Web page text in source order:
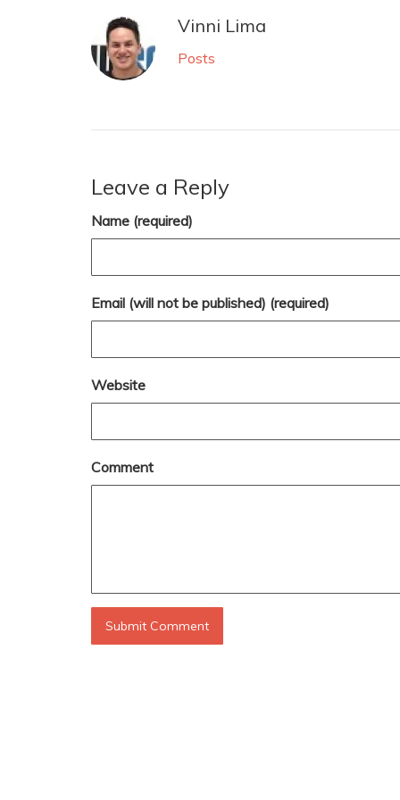
Vinni Lima
Posts
Leave a Reply
Name (required)
Email (will not be published) (required)
Website
Comment